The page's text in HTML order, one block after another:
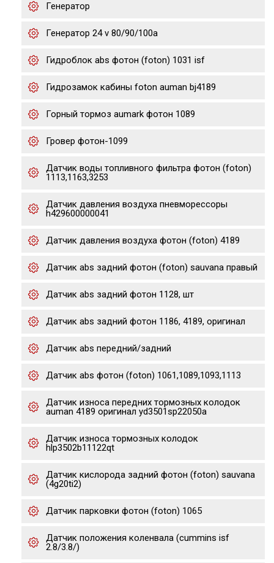
Генератор
Генератор 24 v 80/90/100a
Гидроблок abs фотон (foton) 1031 isf
Гидрозамок кабины foton auman bj4189
Горный тормоз aumark фотон 1089
Гровер фотон-1099
Датчик воды топливного фильтра фотон (foton)
1113,1163,3253
Датчик давления воздуха пневморессоры
h429600000041
Датчик давления воздуха фотон (foton) 4189
Датчик abs задний фотон (foton) sauvana правый
Датчик abs задний фотон 1128, шт
Датчик abs задний фотон 1186, 4189, оригинал
Датчик abs передний/задний
Датчик abs фотон (foton) 1061,1089,1093,1113
Датчик износа передних тормозных колодок
auman 4189 оригинал yd3501sp22050a
Датчик износа тормозных колодок
hlp3502b11122qt
Датчик кислорода задний фотон (foton) sauvana
(4g20ti2)
Датчик парковки фотон (foton) 1065
Датчик положения коленвала (cummins isf
2.8/3.8/)